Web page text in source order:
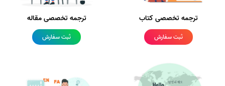
ترجمه تخصصی کتاب
ثبت سفارش
ترجمه تخصصی مقاله
ثبت سفارش